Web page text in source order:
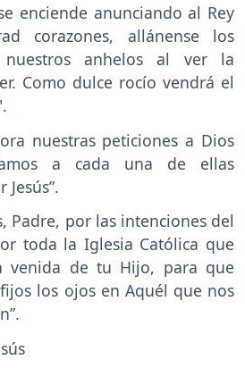
enciende anunciando al Rey
corazones, allánense los
nuestros anhelos al ver la
Como dulce rocío vendrá el
nuestras peticiones a Dios
a cada una de ellas
Padre, por las intenciones del
toda la Iglesia Católica que
venida de tu Hijo, para que
los ojos en Aquél que nos